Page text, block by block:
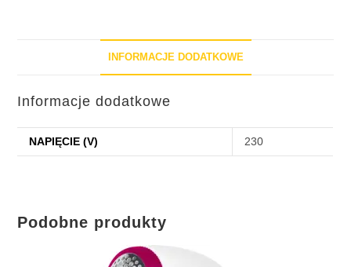
INFORMACJE DODATKOWE
Informacje dodatkowe
NAPIĘCIE (V) 230
Podobne produkty